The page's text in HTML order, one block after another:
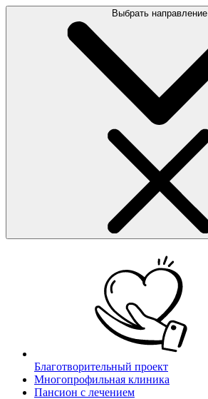
Выбрать направление
Благотворительный проект
Многопрофильная клиника
Пансион с лечением